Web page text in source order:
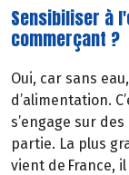
Sensibiliser à
commerçant ?
Oui, car sans
d’alimentation.
s’engage sur
partie. La plus
vient de France,